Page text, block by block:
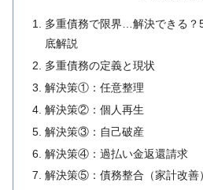
多重債務で限界…解決できる？
底解説
多重債務の定義と現状
解決策①：任意整理
解決策②：個人再生
解決策③：自己破産
解決策④：過払い金返還請求
解決策⑤：債務整合（家計改善